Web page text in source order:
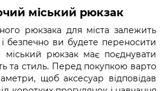
міський рюкзак
рюкзака для міста залежить
і безпечно ви будете переносити
рюкзак має поєднувати
та стиль. Перед покупкою варто
щоб аксесуар відповідав